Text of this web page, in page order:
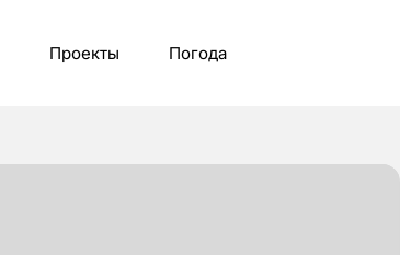
Проекты Погода